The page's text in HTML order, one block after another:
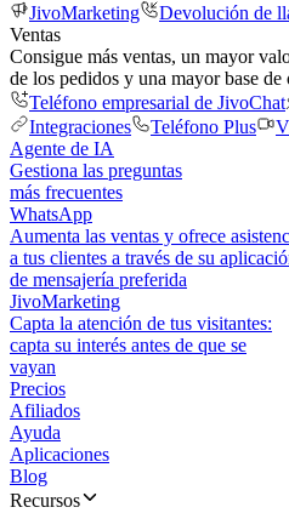
JivoMarketing
Devolución de
Ventas
Consigue más ventas, un mayor
de los pedidos y una mayor base de
Teléfono empresarial de JivoChat
Integraciones
Teléfono Plus
Agente de IA
Gestiona las preguntas
más frecuentes
WhatsApp
Aumenta las ventas y ofrece
a tus clientes a través de su
de mensajería preferida
JivoMarketing
Capta la atención de tus visitantes:
capta su interés antes de que se
vayan
Precios
Afiliados
Ayuda
Aplicaciones
Blog
Recursos